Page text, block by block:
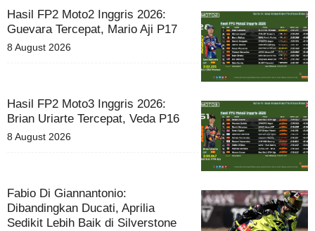
Hasil FP2 Moto2 Inggris 2026:
Guevara Tercepat, Mario Aji P17
8 August 2026
Hasil FP2 Moto3 Inggris 2026:
Brian Uriarte Tercepat, Veda P16
8 August 2026
Fabio Di Giannantonio:
Dibandingkan Ducati, Aprilia
Sedikit Lebih Baik di Silverstone